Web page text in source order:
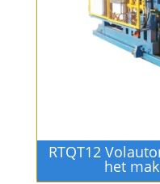
RTQT12
het